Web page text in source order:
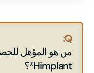
Q:
من هو المؤهل
Himplant®؟